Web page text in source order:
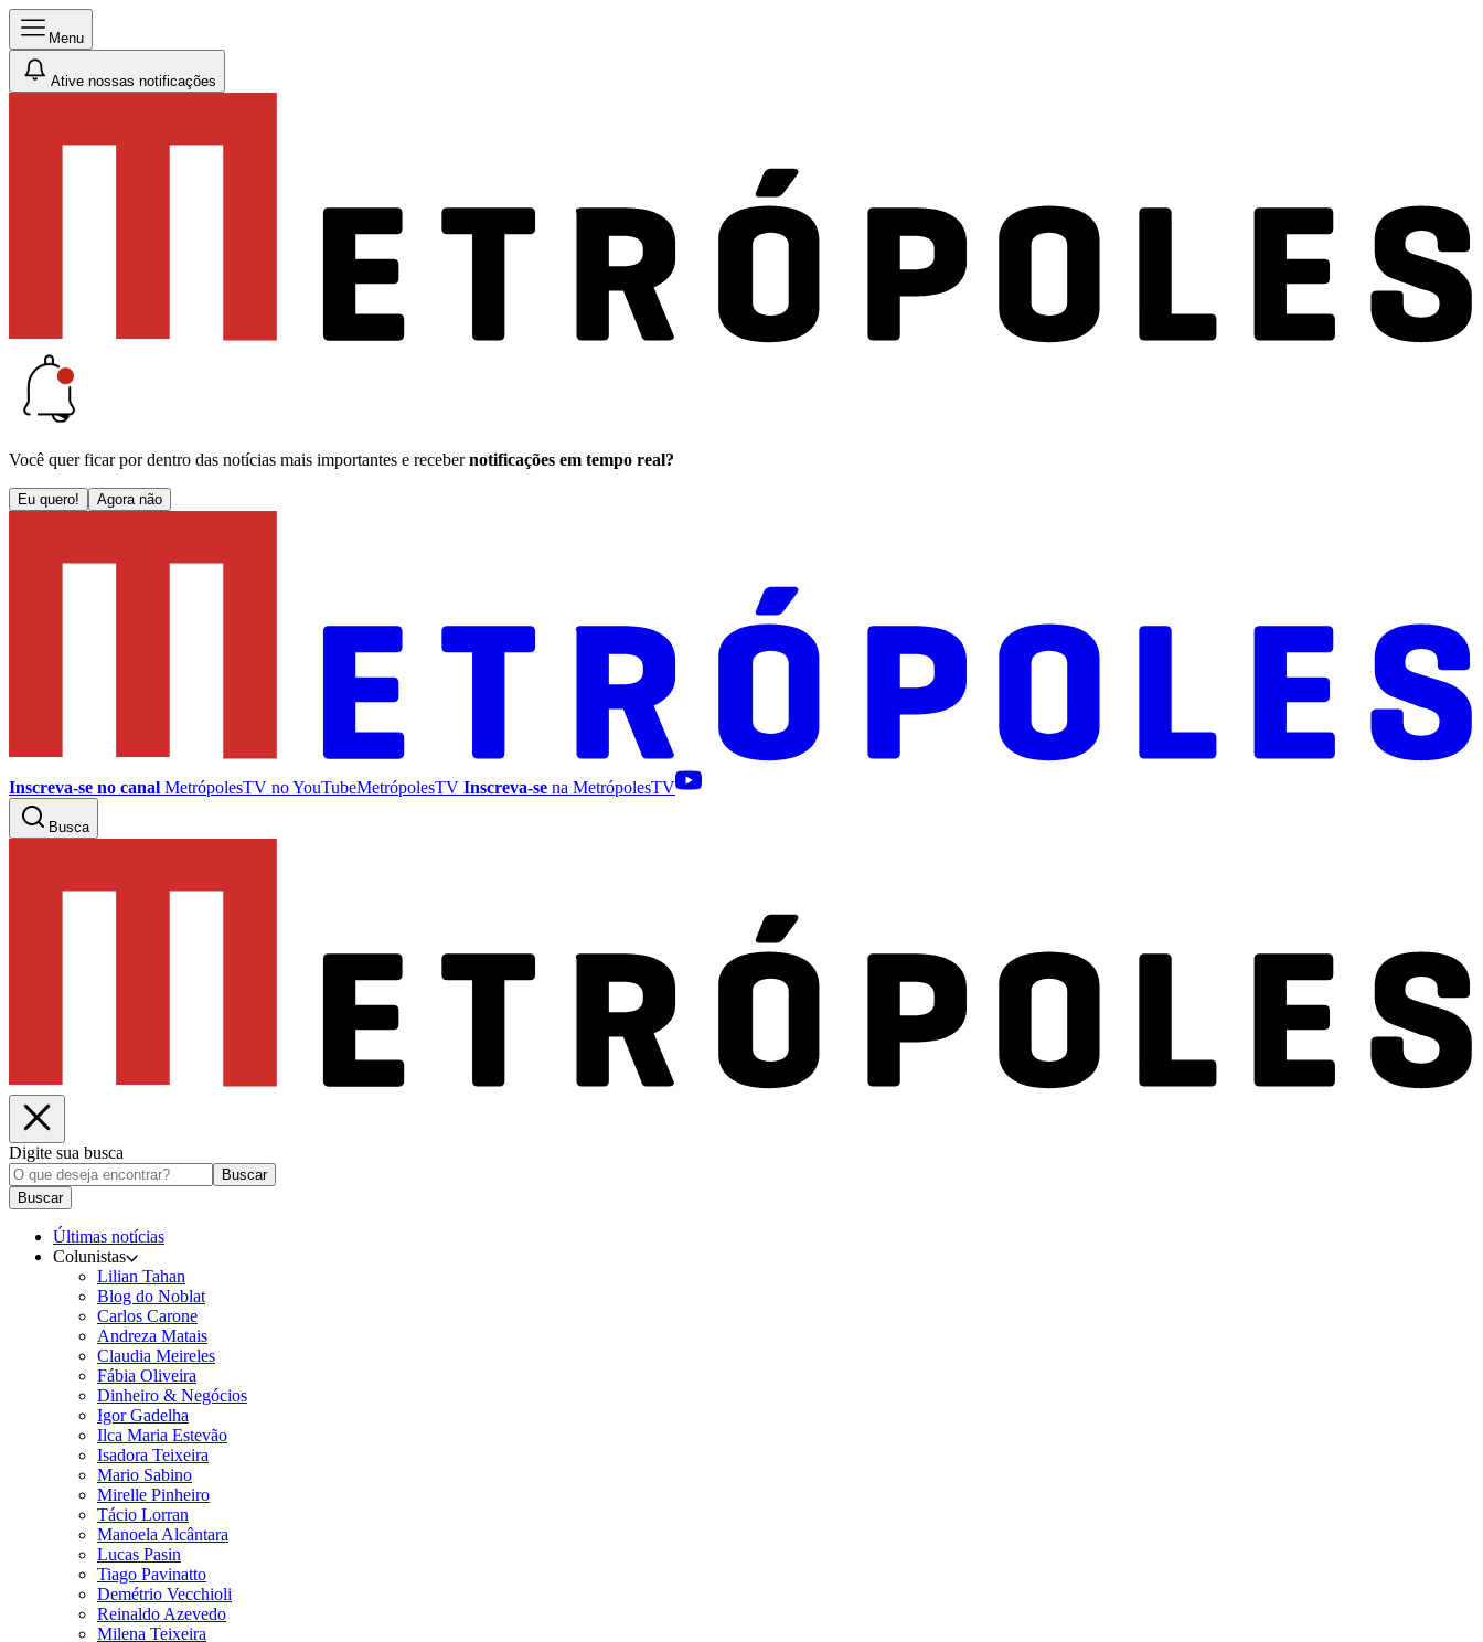
Menu
Ative nossas notificações
Você quer ficar por dentro das notícias mais importantes e receber notificações em tempo real?
Eu quero! Agora não
Inscreva-se no canal MetrópolesTV noYouTubeMetrópolesTV Inscreva-se na MetrópolesTV
Busca
Digite sua busca
Buscar
Buscar
Últimas notícias
Colunistas
Lilian Tahan
Blog do Noblat
Carlos Carone
Andreza Matais
Claudia Meireles
Fábia Oliveira
Dinheiro & Negócios
Igor Gadelha
Ilca Maria Estevão
Isadora Teixeira
Mario Sabino
Mirelle Pinheiro
Tácio Lorran
Manoela Alcântara
Lucas Pasin
Tiago Pavinatto
Demétrio Vecchioli
Reinaldo Azevedo
Milena Teixeira